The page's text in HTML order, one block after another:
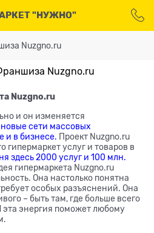
"НУЖНО"
Nuzgno.ru
Nuzgno.ru
Nuzgno.ru
и он изменяется
сети массовых
и в бизнесе. Проект Nuzgno.ru
гипермаркет услуг и товаров в
здесь 2000 услуг и 100 млн.
гипермаркета Nuzgno.ru
Она настолько понятна
особых разъяснений. Она
– быть там, где больше всего
энергия поможет любому